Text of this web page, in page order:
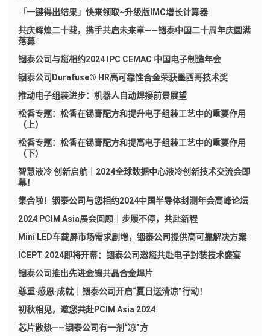
「一键得出结果」快来领取~升级版IMC增长计算器
共庆辉煌二十载，携手共启未来章——铟泰中国二十周年庆圆满
落幕
铟泰公司与您相约2024 IPC CEMAC 中国电子制造年会
铟泰公司Durafuse® HR高可靠性合金荣获墨西哥技术奖
推动电子组装进步：机器人自动焊接前景展望
松香专题：松香在锡膏配方和提升电子组装工艺中的重要作用
（上）
松香专题：松香在锡膏配方和提高电子组装工艺中的重要作用
（下）
智慧液冷 创新启航｜2024全球数据中心液冷创新技术交流会即
幕！
集合啦！铟泰公司与您相约2024中国半导体封测年会高峰论坛
2024 PCIM Asia展会回顾｜步履不停，共赴新程
Mini LED车载屏市场需求剧增，铟泰公司提供高可靠解决方案
ICEPT 2024即将开幕：铟泰公司邀您共赴电子封装技术盛宴
铟泰公司推出先进金锡共晶合金焊片
尊重·感恩·成就｜铟泰公司开启“夏日送清凉”行动！
初秋相见，邀您共赴PCIM Asia 2024
芯片散热——铟泰公司有一剂“凉”方